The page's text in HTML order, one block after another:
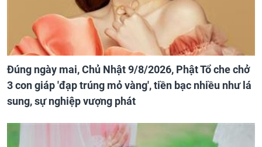
Đúng ngày mai, Chủ Nhật 9/8/2026, Phật Tổ che chở
3 con giáp 'đạp trúng mỏ vàng', tiền bạc nhiều như lá
sung, sự nghiệp vượng phát